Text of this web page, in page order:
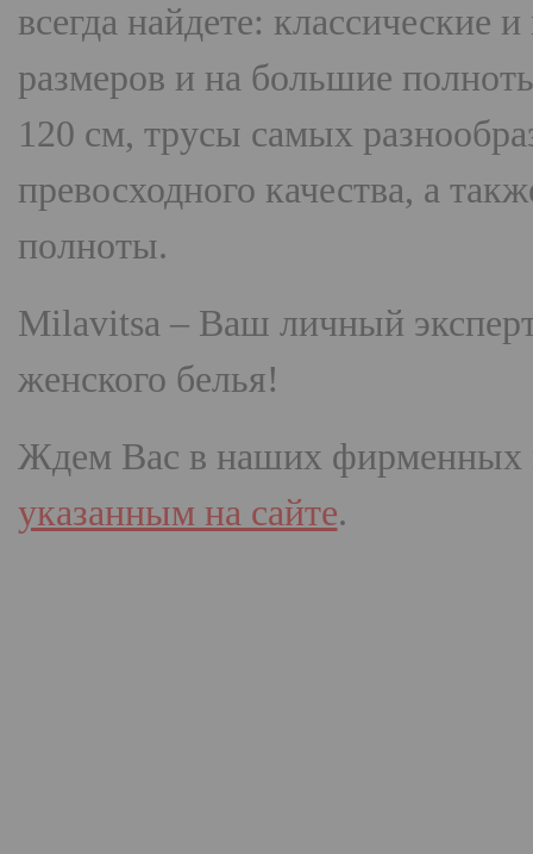
всегда найдете:
размеров и на большие
120 см, трусы самых
превосходного качества, а
полноты.
Milavitsa – Ваш личный
женского белья!
Ждем Вас в наших фирменных
указанным на сайте.